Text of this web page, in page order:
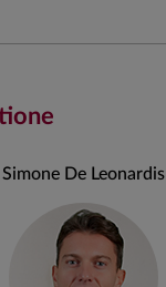
Simone De Leonardis